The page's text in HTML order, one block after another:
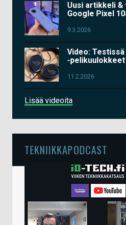
Uusi artikkeli
Google Pixel
9.3.2026
Video: Testissä
-pelikuulokkeet
11.2.2026
Lisää videoita
TEKNIIKKAPODCAST